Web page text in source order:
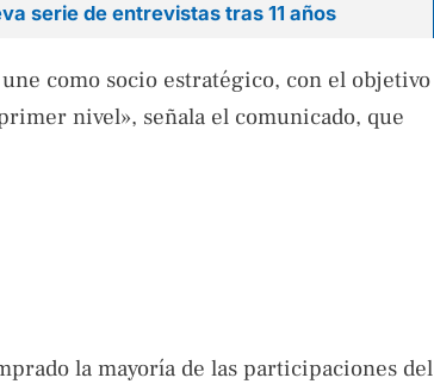
serie de entrevistas tras 11 años
como socio estratégico, con el objetivo
nivel», señala el comunicado, que
la mayoría de las participaciones del